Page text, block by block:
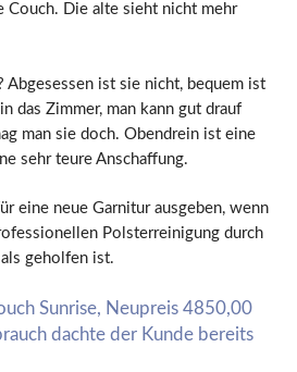
Couch. Die alte sieht nicht mehr
Abgesessen ist sie nicht, bequem ist
das Zimmer, man kann gut drauf
man sie doch. Obendrein ist eine
sehr teure Anschaffung.
eine neue Garnitur ausgeben, wenn
Polsterreinigung durch
geholfen ist.
Sunrise, Neupreis 4850,00
dachte der Kunde bereits